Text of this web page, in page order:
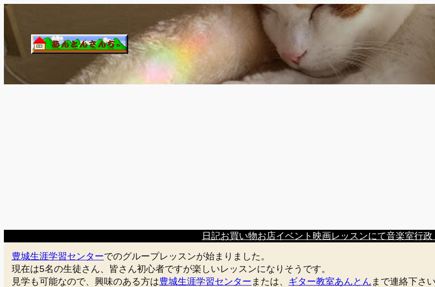
内
容
ス
キ
ッ
プ
日記お買い物お店イベント 映画レッスンにて音楽室行政
豊城生涯学習センターでのグループレッスンが始まりました。
現在は5名の生徒さん、皆さん初心者ですが楽しいレッスンになりそうです。
見学も可能なので、興味のある方は豊城生涯学習センター または、 ギター教室あんとん まで連絡下さ